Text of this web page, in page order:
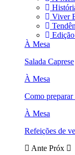
Viver
À Mesa
Salada Caprese
À Mesa
Como preparar
À Mesa
Refeições de
Ante Próx